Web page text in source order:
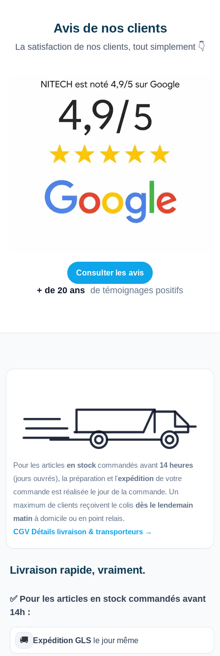
Avis de nos clients
La satisfaction de nos clients, tout simplement 👇
Consulter les avis
+ de 20 ans de témoignages positifs
Pour les articles en stock commandés avant 14 heures
(jours ouvrés), la préparation et l'expédition de votre
commande est réalisée le jour de la commande. Un
maximum de clients reçoivent le colis dès le lendemain
matin à domicile ou en point relais.
CGV Détails livraison & transporteurs →
Livraison rapide, vraiment.
✅ Pour les articles en stock commandés avant
14h :
🚚 Expédition GLS le jour même